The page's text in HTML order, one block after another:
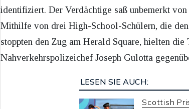
identifiziert. Der Verdächtige saß unbemerkt
Mithilfe von drei High-School-Schülern, die
stoppten den Zug am Herald Square, hielten
Nahverkehrspolizeichef Joseph Gulotta
LESEN SIE AUCH:
Scottish